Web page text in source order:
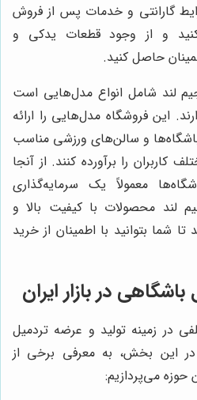
گارانتی و خدمات پس از فروش
و از وجود قطعات یدکی و
حاصل کنید.
لند شامل انواع مدل‌هایی است
این فروشگاه مدل‌هایی را ارائه
و سالن‌های ورزشی مناسب
کاربران را برآورده کنند. از آنجا
معمولاً یک سرمایه‌گذاری
لند محصولات با کیفیت بالا و
شما بتوانید با اطمینان از خرید
در بازار ایران
در زمینه تولید و عرضه تردمیل
این بخش، به معرفی برخی از
حوزه می‌پردازیم: